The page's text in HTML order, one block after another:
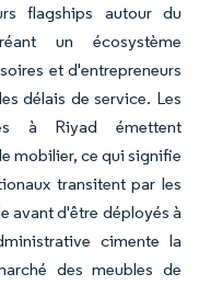
flagships autour du
un écosystème
et d'entrepreneurs
délais de service. Les
à Riyad émettent
mobilier, ce qui signifie
transitent par les
avant d'être déployés à
cimente la
des meubles de